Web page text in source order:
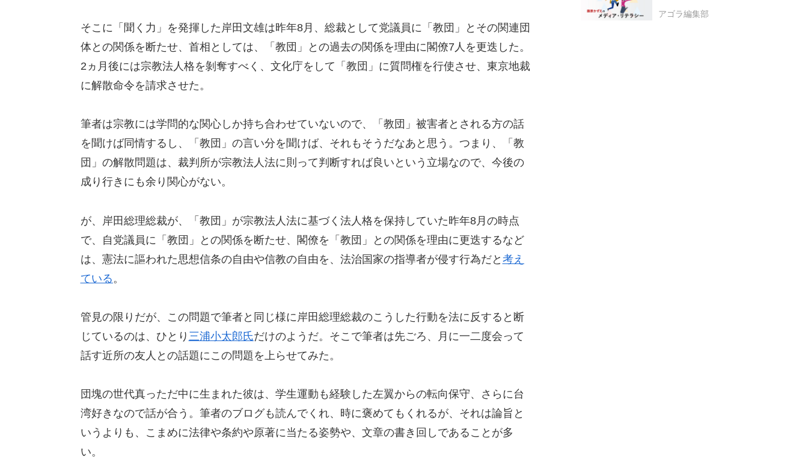
そこに「聞く力」を発揮した岸田文雄は昨年8月、総裁として党議員に「教団」とその関連団
体との関係を断たせ、首相としては、「教団」との過去の関係を理由に閣僚7人を更迭した。
2ヵ月後には宗教法人格を剝奪すべく、文化庁をして「教団」に質問権を行使させ、東京地裁
に解散命令を請求させた。
筆者は宗教には学問的な関心しか持ち合わせていないので、「教団」被害者とされる方の話
を聞けば同情するし、「教団」の言い分を聞けば、それもそうだなあと思う。つまり、「教
団」の解散問題は、裁判所が宗教法人法に則って判断すれば良いという立場なので、今後の
成り行きにも余り関心がない。
が、岸田総理総裁が、「教団」が宗教法人法に基づく法人格を保持していた昨年8月の時点
で、自党議員に「教団」との関係を断たせ、閣僚を「教団」との関係を理由に更迭するなど
は、憲法に謳われた思想信条の自由や信教の自由を、法治国家の指導者が侵す行為だと 考え
ている 。
管見の限りだが、この問題で筆者と同じ様に岸田総理総裁のこうした行動を法に反すると断
じているのは、ひとり 三浦小太郎氏だけのようだ。そこで筆者は先ごろ、月に一二度会って
話す近所の友人との話題にこの問題を上らせてみた。
団塊の世代真っただ中に生まれた彼は、学生運動も経験した左翼からの転向保守、さらに台
湾好きなので話が合う。筆者のブログも読んでくれ、時に褒めてもくれるが、それは論旨と
いうよりも、こまめに法律や条約や原著に当たる姿勢や、文章の書き回しであることが多
い。
アゴラ編集部